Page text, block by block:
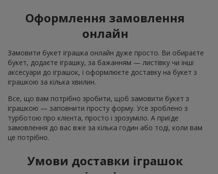
Оформлення замовлення
онлайн
Замовити букет іграшка онлайн дуже просто. Ви обираєте
букет, додаєте іграшку, за бажанням — листівку чи інші
аксесуари до іграшок, і оформлюєте доставку на букет з
іграшкою за кілька хвилин.
Все, що вам потрібно зробити, щоб замовити букет з
іграшкою — заповнити просту форму. Усе зроблено з
турботою про клієнта, просто і зрозуміло. А приїде
замовлення до вас вже за кілька годин або тоді, коли вам
це потрібно.
Умови доставки іграшок